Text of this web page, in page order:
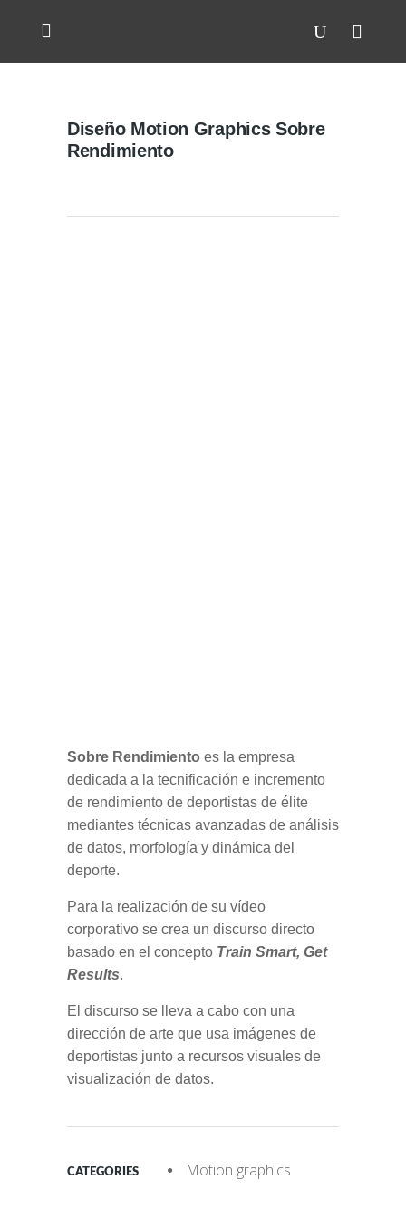
Diseño Motion Graphics Sobre
Rendimiento
Sobre Rendimiento es la empresa
dedicada a la tecnificación e incremento
de rendimiento de deportistas de élite
mediantes técnicas avanzadas de análisis
de datos, morfología y dinámica del
deporte.
Para la realización de su vídeo
corporativo se crea un discurso directo
basado en el concepto Train Smart, Get
Results.
El discurso se lleva a cabo con una
dirección de arte que usa imágenes de
deportistas junto a recursos visuales de
visualización de datos.
CATEGORIES Motion graphics